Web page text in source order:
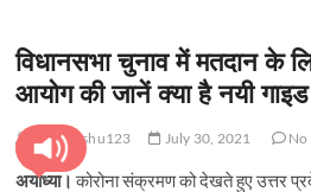
विधानसभा चुनाव में मतदान के
आयोग की जानें क्या है नयी
pratyanshu123 July 30, 2021 No
अयोध्या। कोरोना संक्रमण को देखते हुए उत्तर